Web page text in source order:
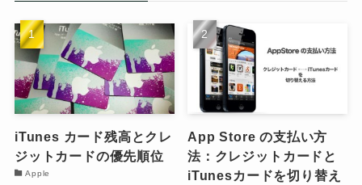
iTunes カード残高とクレ
ジットカードの優先順位
Apple
App Store の支払い方
法：クレジットカードと
iTunesカードを切り替え